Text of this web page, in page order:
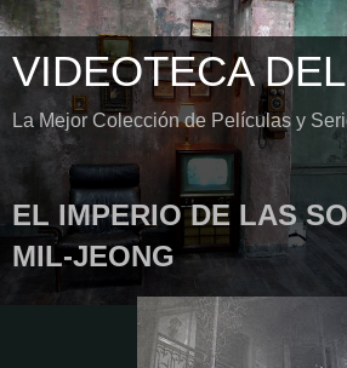
VIDEOTECA
La Mejor Colección de Películas y
EL IMPERIO DE LAS
MIL-JEONG